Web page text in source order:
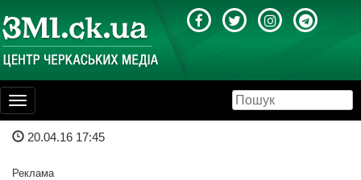
Toggle
navigation
20.04.16 17:45
Реклама